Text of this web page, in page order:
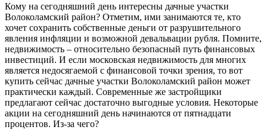
Кому на сегодняшний день интересны дачные участки
Волоколамский район? Отметим, ими занимаются те, кто
хочет сохранить собственные деньги от разрушительного
явления инфляции и возможной девальвации рубля. Помните,
недвижимость – относительно безопасный путь финансовых
инвестиций. И если московская недвижимость для многих
является недосягаемой с финансовой точки зрения, то вот
купить сейчас дачные участки Волоколамский район может
практически каждый. Современные же застройщики
предлагают сейчас достаточно выгодные условия. Некоторые
акции на сегодняшний день начинаются от пятнадцати
процентов. Из-за чего?